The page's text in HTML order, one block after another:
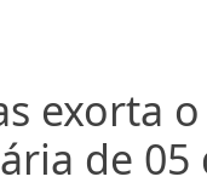
exorta
de